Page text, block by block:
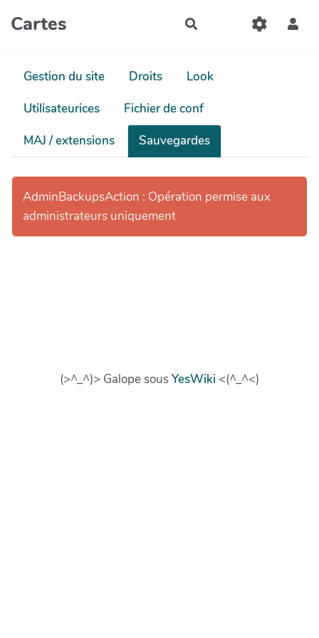
Aller au contenu principal
Cartes Rechercher
Gestion du site Droits
Look
Utilisateurices
Fichier de conf
MAJ / extensions
Sauvegardes
AdminBackupsAction : Opération permise aux
administrateurs uniquement
(>^_^)> Galope sousYesWiki <(^_^<)